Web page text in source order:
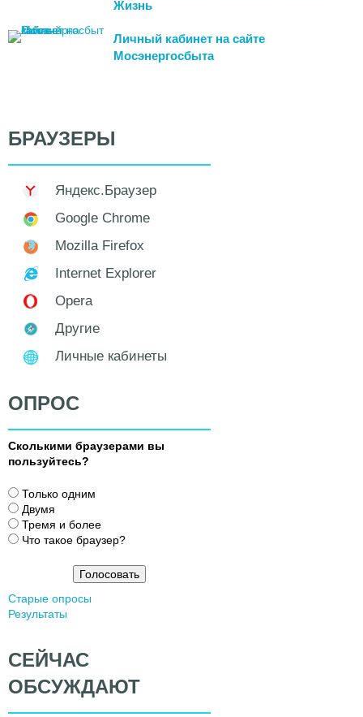
Жизнь
Личный кабинет на сайте
Мосэнергосбыта
БРАУЗЕРЫ
Яндекс.Браузер
Google Chrome
Mozilla Firefox
Internet Explorer
Opera
Другие
Личные кабинеты
ОПРОС
Сколькими браузерами вы
пользуйтесь?
В
а
р
и
ы
Только одним
Двумя
Тремя и более
Что такое браузер?
Старые опросы
Результаты
СЕЙЧАС
ОБСУЖДАЮТ